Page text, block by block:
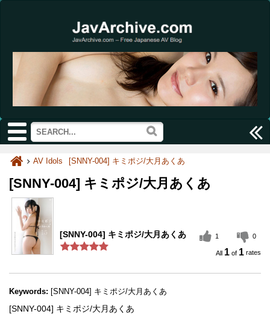
AV Idols [SNNY-004] キミポジ/大月あくあ
[SNNY-004] キミポジ/大月あくあ
[SNNY-004] キミポジ/大月あくあ
Keywords: [SNNY-004] キミポジ/大月あくあ
1 0
1 1 rates
[SNNY-004] キミポジ/大月あくあ